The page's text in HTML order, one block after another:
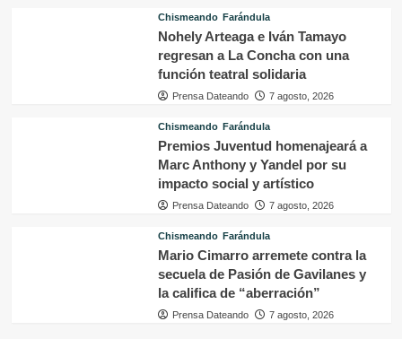
Chismeando Farándula
Nohely Arteaga e Iván Tamayo
regresan a La Concha con una
función teatral solidaria
Prensa Dateando 7 agosto, 2026
Chismeando Farándula
Premios Juventud homenajeará a
Marc Anthony y Yandel por su
impacto social y artístico
Prensa Dateando 7 agosto, 2026
Chismeando Farándula
Mario Cimarro arremete contra la
secuela de Pasión de Gavilanes y
la califica de “aberración”
Prensa Dateando 7 agosto, 2026